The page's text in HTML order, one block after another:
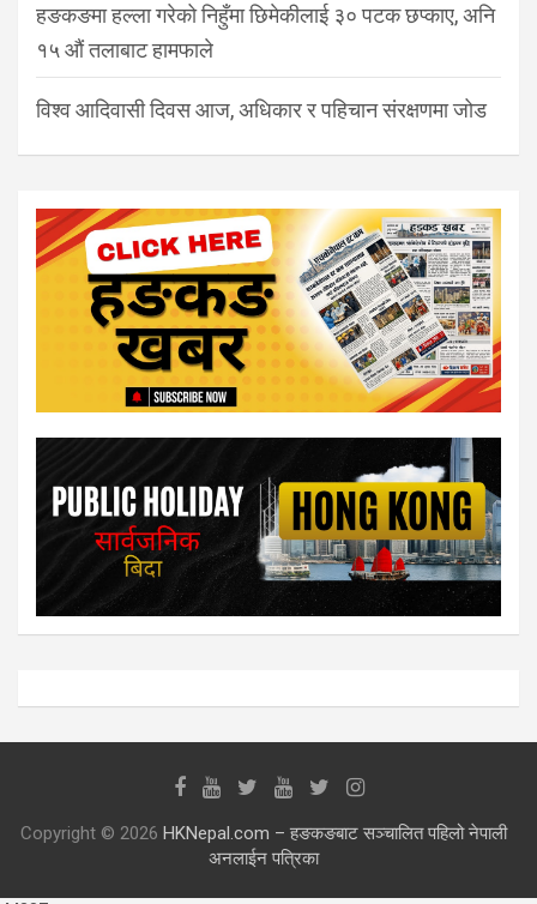
हङकङमा हल्ला गरेको निहुँमा छिमेकीलाई ३० पटक छप्काए, अनि
१५ औं तलाबाट हामफाले
विश्व आदिवासी दिवस आज, अधिकार र पहिचान संरक्षणमा जोड
Copyright © 2026 HKNepal.com – हङकङबाट सञ्चालित पहिलो नेपाली
अनलाईन पत्रिका